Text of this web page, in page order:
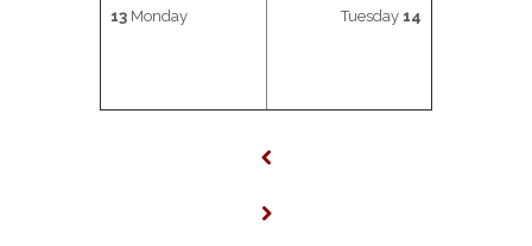
13 Monday Tuesday 14